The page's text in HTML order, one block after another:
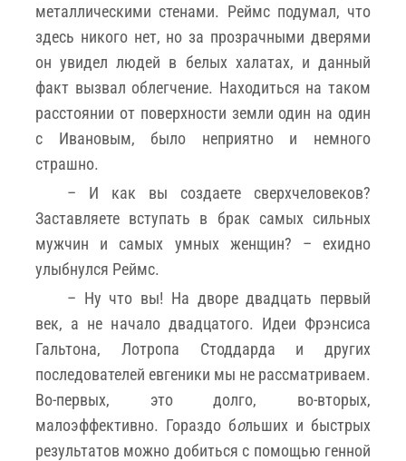
металлическими стенами. Реймс подумал, что
здесь никого нет, но за прозрачными дверями
он увидел людей в белых халатах, и данный
факт вызвал облегчение. Находиться на таком
расстоянии от поверхности земли один на один
с Ивановым, было неприятно и немного
страшно.
– И как вы создаете сверхчеловеков?
Заставляете вступать в брак самых сильных
мужчин и самых умных женщин? – ехидно
улыбнулся Реймс.
– Ну что вы! На дворе двадцать первый
век, а не начало двадцатого. Идеи Фрэнсиса
Гальтона, Лотропа Стоддарда и других
последователей евгеники мы не рассматриваем.
Во-первых, это долго, во-вторых,
малоэффективно. Гораздо больших и быстрых
результатов можно добиться с помощью генной